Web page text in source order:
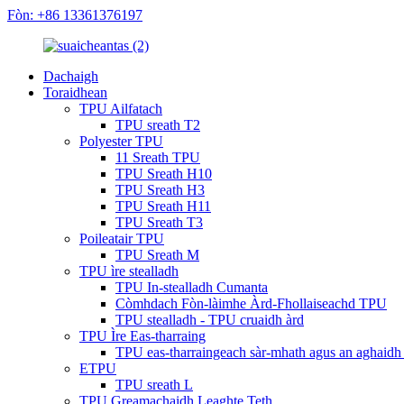
Fòn: +86 13361376197
Dachaigh
Toraidhean
TPU Ailfatach
TPU sreath T2
Polyester TPU
11 Sreath TPU
TPU Sreath H10
TPU Sreath H3
TPU Sreath H11
TPU Sreath T3
Poileatair TPU
TPU Sreath M
TPU ìre stealladh
TPU In-stealladh Cumanta
Còmhdach Fòn-làimhe Àrd-Fhollaiseachd TPU
TPU stealladh - TPU cruaidh àrd
TPU Ìre Eas-tharraing
TPU eas-tharraingeach sàr-mhath agus an
ETPU
TPU sreath L
TPU Greamachaidh Leaghte Teth